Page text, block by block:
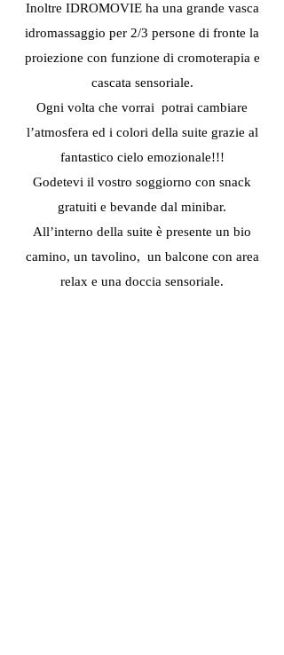
Inoltre IDROMOVIE ha una grande vasca
idromassaggio per 2/3 persone di fronte la
proiezione con funzione di cromoterapia e
cascata sensoriale.
Ogni volta che vorrai potrai cambiare
l’atmosfera ed i colori della suite grazie al
fantastico cielo emozionale!!!
Godetevi il vostro soggiorno con snack
gratuiti e bevande dal minibar.
All’interno della suite è presente un bio
camino, un tavolino, un balcone con area
relax e una doccia sensoriale.